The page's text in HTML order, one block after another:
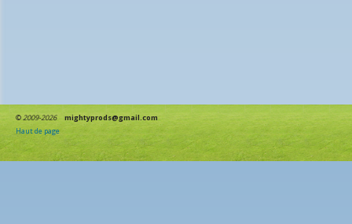
©2009-2026
mightyprods@gmail.com
Haut de page